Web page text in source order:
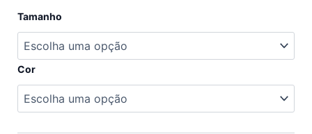
Tamanho
Cor
Quantidade
Vestido
Vanessa
Cerimonias